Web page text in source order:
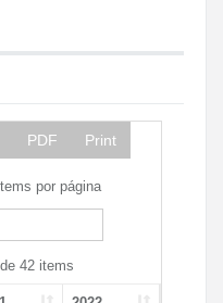
PDF Print
por página
42 items